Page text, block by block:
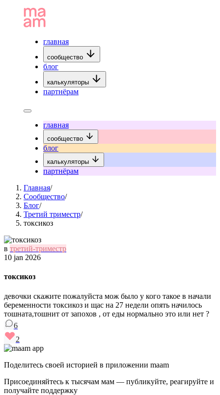
главная
сообщество
блог
калькуляторы
партнёрам
главная
сообщество
блог
калькуляторы
партнёрам
Главная/
Сообщество/
Блог/
Третий триместр/
токсикоз
в третий-триместр
10 jan 2026
токсикоз
девочки скажите пожалуйста мож было у кого такое в начали
беременности токсикоз и щас на 27 недели опять начилось
тошната,тошнит от запохов , от еды нормально это или нет ?
6
2
Поделитесь своей историей в приложении maam
Присоединяйтесь к тысячам мам — публикуйте, реагируйте и
получайте поддержку